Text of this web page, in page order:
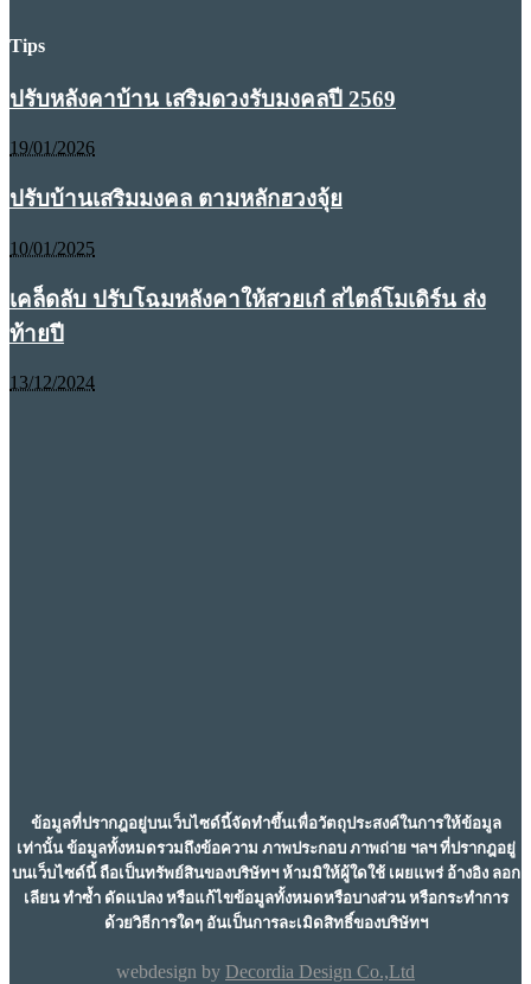
Tips
ปรับหลังคาบ้าน เสริมดวงรับมงคลปี 2569
19/01/2026
ปรับบ้านเสริมมงคล ตามหลักฮวงจุ้ย
10/01/2025
เคล็ดลับ ปรับโฉมหลังคาให้สวยเก๋ สไตล์โมเดิร์น ส่ง
ท้ายปี
13/12/2024
ข้อมูลที่ปรากฎอยู่บนเว็บไซด์นี้จัดทำขึ้นเพื่อวัตถุประสงค์ในการให้ข้อมูล
เท่านั้น ข้อมูลทั้งหมดรวมถึงข้อความ ภาพประกอบ ภาพถ่าย ฯลฯ ที่ปรากฎอยู่
บนเว็บไซด์นี้ ถือเป็นทรัพย์สินของบริษัทฯ ห้ามมิให้ผู้ใดใช้ เผยแพร่ อ้างอิง ลอก
เลียน ทำซ้ำ ดัดแปลง หรือแก้ไขข้อมูลทั้งหมดหรือบางส่วน หรือกระทำการ
ด้วยวิธีการใดๆ อันเป็นการละเมิดสิทธิ์ของบริษัทฯ
webdesign by Decordia Design Co.,Ltd